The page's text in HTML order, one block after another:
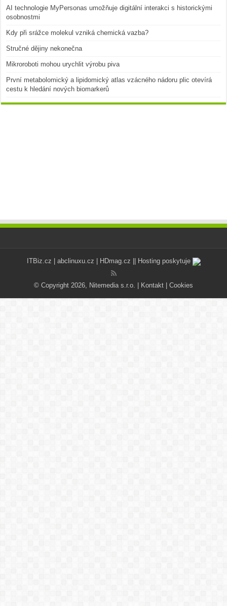
AI technologie MyPersonas umožňuje digitální interakci s historickými
osobnostmi
Kdy při srážce molekul vzniká chemická vazba?
Stručné dějiny nekonečna
Mikroroboti mohou urychlit výrobu piva
První metabolomický a lipidomický atlas vzácného nádoru plic otevírá
cestu k hledání nových biomarkerů
ITBiz.cz abclinuxu.cz HDmag.cz || Hosting poskytuje
© Copyright 2026, Nitemedia s.r.o. | Kontakt Cookies